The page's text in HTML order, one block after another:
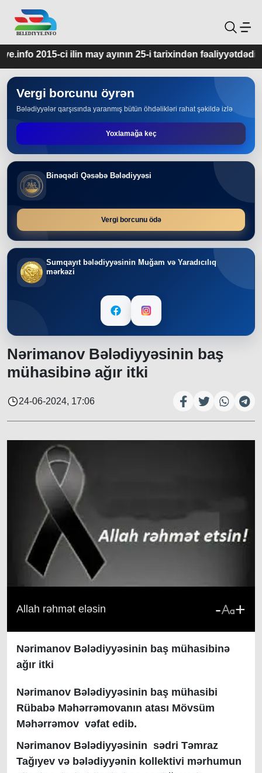
ayının 25-i tarixindən fəaliyyətdədir.
Vergi borcunu öyrən
Bələdiyyələr qarşısında yaranmış bütün öhdəlikləri rahat şəkildə izlə
Yoxlamağa keç
Binəqədi Qəsəbə Bələdiyyəsi
Vergi borcunu ödə
Sumqayıt bələdiyyəsinin Muğam və Yaradıcılıq
mərkəzi
Nərimanov Bələdiyyəsinin baş
mühasibinə ağır itki
24-06-2024, 17:06
Allah rəhmət eləsin - +
Nərimanov Bələdiyyəsinin baş mühasibinə
ağır itki
Nərimanov Bələdiyyəsinin baş mühasibi
Rübabə Məhərrəmovanın atası Mövsüm
Məhərrəmov vəfat edib.
Nərimanov Bələdiyyəsinin sədri Təmraz
Tağıyev və bələdiyyənin kollektivi mərhumun